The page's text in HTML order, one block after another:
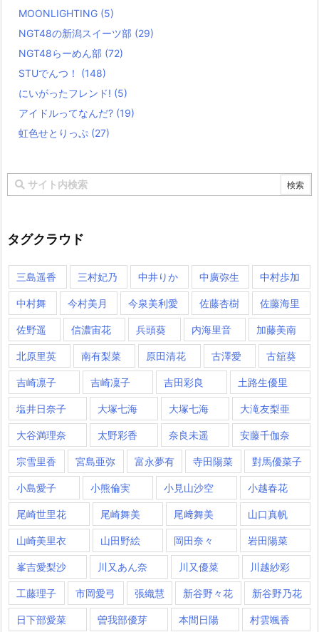
MOONLIGHTING (5)
NGT48の新潟スイーツ部 (29)
NGT48らーめん部 (72)
STUでんつ！ (148)
にいがったフレンド! (5)
アイドルってなんだ? (19)
虹色せとりっぷ (27)
タグクラウド
三島遥香 三村妃乃 中井りか 中廣弥生 中村歩加
中村舞 今村美月 今泉美利愛 佐藤杏樹 佐藤海里
佐野遥 信濃宙花 兵頭葵 内海里音 加藤美南
北原里英 南有梨菜 原田清花 古澤愛 古舘葵
吉崎凛子 吉崎凜子 吉田彩良 土路生優里
塩井日奈子 大塚七海 大塚七海​ 大滝友梨亜
大谷満理奈 太野彩香 奈良未遥 安藤千伽奈
宗雪里香 宮島亜弥 富永夢有 寺田陽菜 對馬優菜子
小島愛子 小熊倫実 小見山沙空 小越春花
尾崎世里花 尾崎舞美 尾﨑舞美 山口真帆
山崎美里衣 山田野絵 岡田奈々 岩田陽菜
峯吉愛梨沙 川又あん奈 川又優菜 川越紗彩
工藤理子 市岡愛弓 張織慧 新谷野々花 新谷野乃花
日下部愛菜 曽我部優芽 本間日陽 村雲颯香